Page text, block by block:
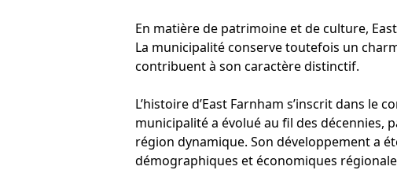
En matière de patrimoine et de culture,
La municipalité conserve toutefois un
contribuent à son caractère distinctif.
L’histoire d’East Farnham s’inscrit dans
municipalité a évolué au fil des décennies,
région dynamique. Son développement a
démographiques et économiques